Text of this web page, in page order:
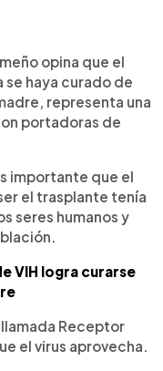
opina que el
se haya curado de
representa una
portadoras de
importante que el
el trasplante tenía
seres humanos y
VIH logra curarse
Receptor
el virus aprovecha.